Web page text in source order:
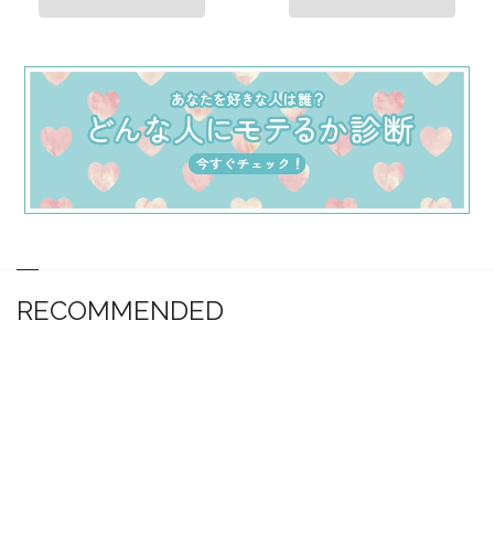
RECOMMENDED